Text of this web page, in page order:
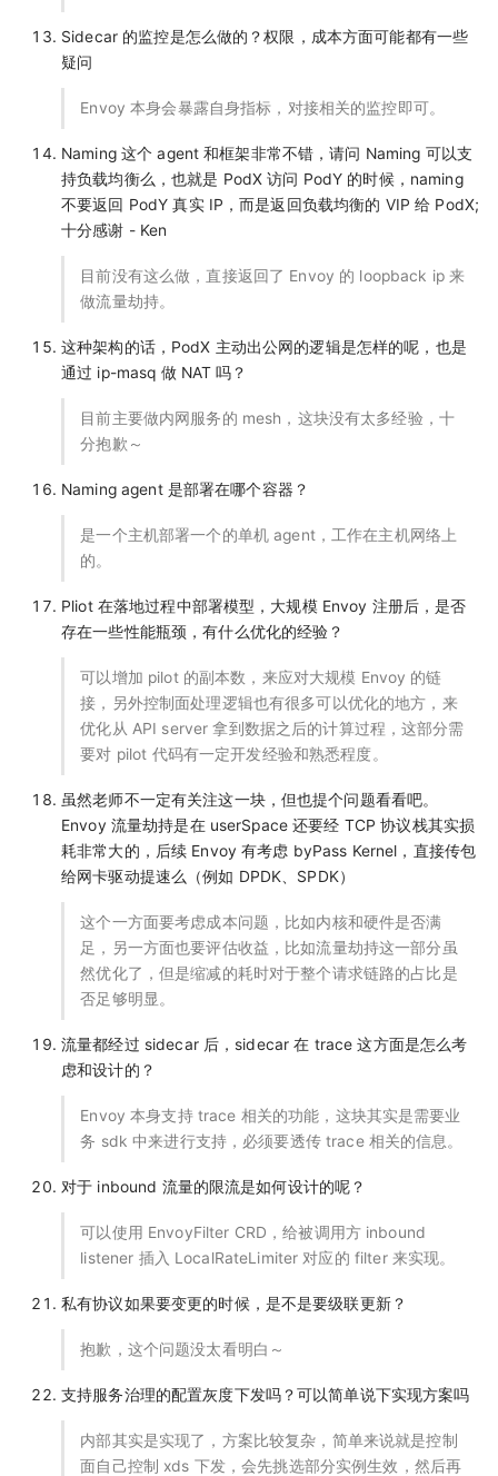
Sidecar 的监控是怎么做的？权限，成本方面可能都有一些
疑问
Envoy 本身会暴露自身指标，对接相关的监控即可。
Naming 这个 agent 和框架非常不错，请问 Naming 可以支
持负载均衡么，也就是 PodX 访问 PodY 的时候，naming
不要返回 PodY 真实 IP，而是返回负载均衡的 VIP 给 PodX;
十分感谢 - Ken
目前没有这么做，直接返回了 Envoy 的 loopback ip 来
做流量劫持。
这种架构的话，PodX 主动出公网的逻辑是怎样的呢，也是
通过 ip-masq 做 NAT 吗？
目前主要做内网服务的 mesh，这块没有太多经验，十
分抱歉～
Naming agent 是部署在哪个容器？
是一个主机部署一个的单机 agent，工作在主机网络上
的。
Pliot 在落地过程中部署模型，大规模 Envoy 注册后，是否
存在一些性能瓶颈，有什么优化的经验？
可以增加 pilot 的副本数，来应对大规模 Envoy 的链
接，另外控制面处理逻辑也有很多可以优化的地方，来
优化从 API server 拿到数据之后的计算过程，这部分需
要对 pilot 代码有一定开发经验和熟悉程度。
虽然老师不一定有关注这一块，但也提个问题看看吧。
Envoy 流量劫持是在 userSpace 还要经 TCP 协议栈其实损
耗非常大的，后续 Envoy 有考虑 byPass Kernel，直接传包
给网卡驱动提速么（例如 DPDK、SPDK）
这个一方面要考虑成本问题，比如内核和硬件是否满
足，另一方面也要评估收益，比如流量劫持这一部分虽
然优化了，但是缩减的耗时对于整个请求链路的占比是
否足够明显。
流量都经过 sidecar 后，sidecar 在 trace 这方面是怎么考
虑和设计的？
Envoy 本身支持 trace 相关的功能，这块其实是需要业
务 sdk 中来进行支持，必须要透传 trace 相关的信息。
对于 inbound 流量的限流是如何设计的呢？
可以使用 EnvoyFilter CRD，给被调用方 inbound
listener 插入 LocalRateLimiter 对应的 filter 来实现。
私有协议如果要变更的时候，是不是要级联更新？
抱歉，这个问题没太看明白～
支持服务治理的配置灰度下发吗？可以简单说下实现方案吗
内部其实是实现了，方案比较复杂，简单来说就是控制
面自己控制 xds 下发，会先挑选部分实例生效，然后再